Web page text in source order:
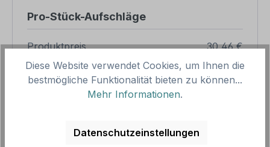
Pro-Stück-Aufschläge
Produktpreis
30,46 €
Zwischensumme
30,46 €
Zusammenfassung
Preise inkl. MwSt. zzgl. Versandkosten
Diese Website verwendet Cookies, um Ihnen die
bestmögliche Funktionalität bieten zu können...
Mehr Informationen.
Datenschutzeinstellungen